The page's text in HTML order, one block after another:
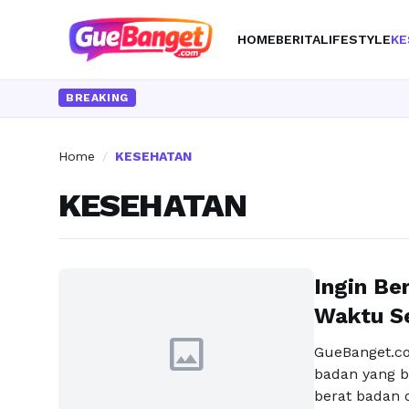
HOMEBERITALIFESTYLE
BREAKING
Home / KESEHATAN
KESEHATAN
image
Ingin
Waktu
badan yang
berat badan